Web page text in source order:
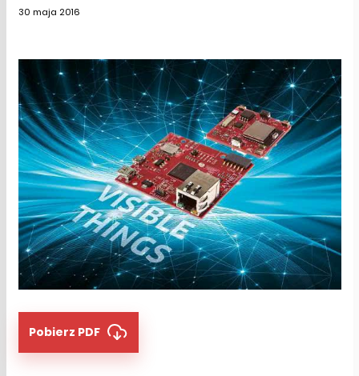
30 maja 2016
Pobierz PDF